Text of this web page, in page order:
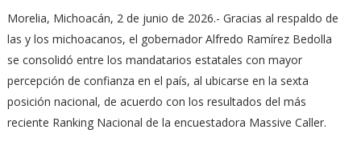
Morelia, Michoacán, 2 de junio de 2026.- Gracias al respaldo de
las y los michoacanos, el gobernador Alfredo Ramírez Bedolla
se consolidó entre los mandatarios estatales con mayor
percepción de confianza en el país, al ubicarse en la sexta
posición nacional, de acuerdo con los resultados del más
reciente Ranking Nacional de la encuestadora Massive Caller.